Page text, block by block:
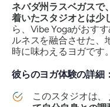
ネバダ州ラスベガスで
着いたスタジオとは少
ら、Vibe Yogaがおす
ルネスを融合させた、
時に味わえるヨガです。
彼らのヨガ体験の詳細：
このスタジオは、